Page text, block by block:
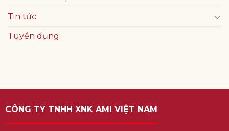
Tin tức
Tuyển dụng
CÔNG TY TNHH XNK AMI VIỆT NAM